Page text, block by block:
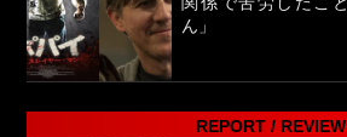
ん」
REPORT / REVIEW